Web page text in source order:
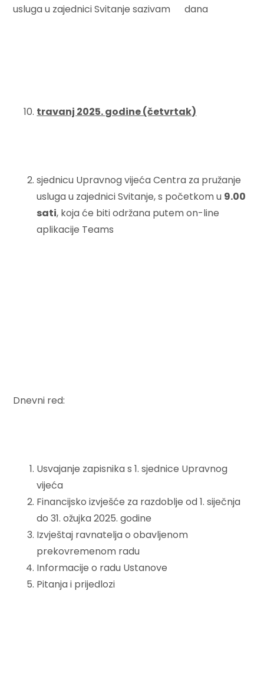
usluga u zajednici Svitanje sazivam dana
travanj 2025. godine (četvrtak)
sjednicu Upravnog vijeća Centra za pružanje
usluga u zajednici Svitanje, s početkom u 9.00
sati, koja će biti održana putem on-line
aplikacije Teams
Dnevni red:
Usvajanje zapisnika s 1. sjednice Upravnog
vijeća
Financijsko izvješće za razdoblje od 1. siječnja
do 31. ožujka 2025. godine
Izvještaj ravnatelja o obavljenom
prekovremenom radu
Informacije o radu Ustanove
Pitanja i prijedlozi